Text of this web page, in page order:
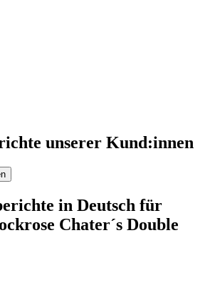
unserer Kund:innen
in Deutsch für
Chater´s Double